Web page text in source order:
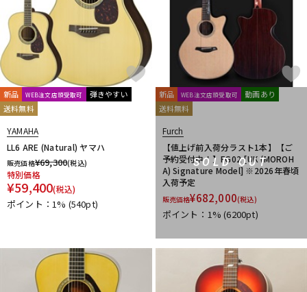
DJ機器 DTM
DTM オンライン納品 レコーディング機器
中古
Switch Custom Guitars
TAKAMINE TAYLOR
Tears
unknown
Veillette Guitars Versoul
Washburn
YAMAHA
Yokoyama Guitars ZEMAITIS
他
Bromo Guitars Merrill IRIS
新品 WEB注文店頭受取可
弾きやすい
送料無料
YAMAHA
LL6 ARE (Natural) ヤマハ
販売価格¥69,300(税込)
特別価格
¥59,400(税込)
ポイント：1% (540pt)
SOLD OUT
新品 WEB注文店頭受取可
動画あり
送料無料
Furch
【値上げ前入荷分ラスト1本】【ご
予約受付中！】FG02 [UK (MOROH
A) Signature Model] ※2026年春頃
入荷予定
販売価格¥682,000(税込)
ポイント：1%(6200pt)